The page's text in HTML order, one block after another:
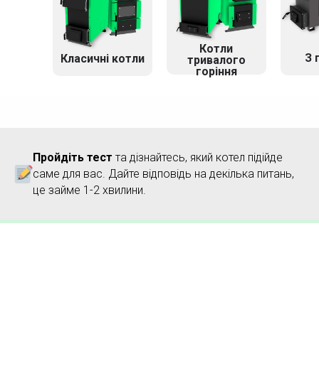
З
Котли
тривалого
горіння
Класичні котли
Пройдіть тест та дізнайтесь, який котел підійде
саме для вас. Дайте відповідь на декілька питань,
це займе 1-2 хвилини.